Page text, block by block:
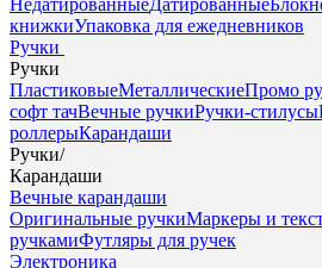
НедатированныеДатированные
книжкиУпаковка для ежедневников
Ручки
Ручки
ПластиковыеМеталлическиеПромо
софт тачВечные ручкиРучки-стилусы
роллерыКарандаши
Ручки/
Карандаши
Вечные карандаши
Оригинальные ручкиМаркеры и
ручкамиФутляры для ручек
Электроника